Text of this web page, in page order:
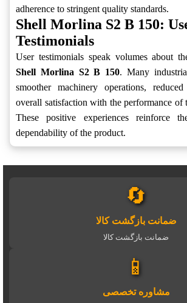
adherence to stringent quality standards.
Shell Morlina S2 B 150:
Testimonials
User testimonials speak volumes about
Shell Morlina S2 B 150. Many
smoother machinery operations,
overall satisfaction with the performance of
These positive experiences reinforce
dependability of the product.
🔄
ضمانت بازگشت کالا
ضمانت بازگشت کالا
📱
مشاوره تخصصی